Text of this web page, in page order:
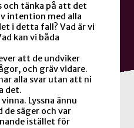
och tänka på att det
intention med alla
i detta fall? Vad är vi
kan vi båda
att de undviker
och gräv vidare.
alla svar utan att ni
det.
Lyssna ännu
de säger och var
istället för